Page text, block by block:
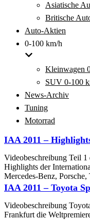
Asiatische
Britische
Auto-Aktien
0-100 km/h
Kleinwagen
SUV 0-100
News-Archiv
Tuning
Motorrad
IAA 2011 –
Videobeschreibung Teil 1
Highlights der
Mercedes-Benz,
IAA 2011 – Toyota
Videobeschreibung
Frankfurt die